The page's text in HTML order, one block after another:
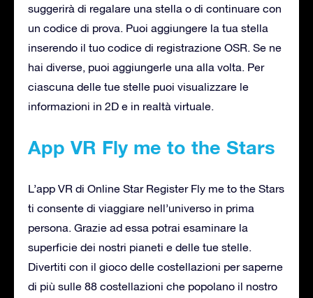
suggerirà di regalare una stella o di continuare con
un codice di prova. Puoi aggiungere la tua stella
inserendo il tuo codice di registrazione OSR. Se ne
hai diverse, puoi aggiungerle una alla volta. Per
ciascuna delle tue stelle puoi visualizzare le
informazioni in 2D e in realtà virtuale.
App VR Fly me to the Stars
L’app VR di Online Star Register Fly me to the Stars
ti consente di viaggiare nell’universo in prima
persona. Grazie ad essa potrai esaminare la
superficie dei nostri pianeti e delle tue stelle.
Divertiti con il gioco delle costellazioni per saperne
di più sulle 88 costellazioni che popolano il nostro